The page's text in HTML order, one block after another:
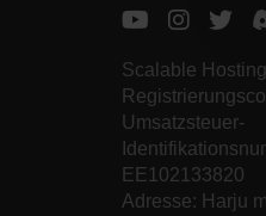
Scalable
Umsatzsteuer-
EE102133820
Adresse: Harju